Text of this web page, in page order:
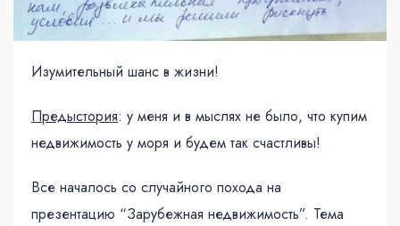
Изумительный шанс в жизни!
Предыстория: у меня и в мыслях не было, что купим
недвижимость у моря и будем так счастливы!
Все началось со случайного похода на
презентацию “Зарубежная недвижимость”. Тема